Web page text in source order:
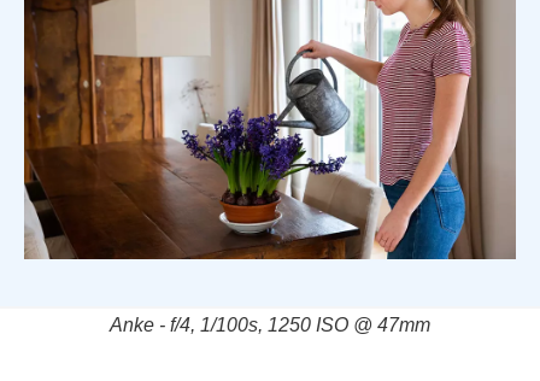
Anke - f/4, 1/100s, 1250 ISO @ 47mm